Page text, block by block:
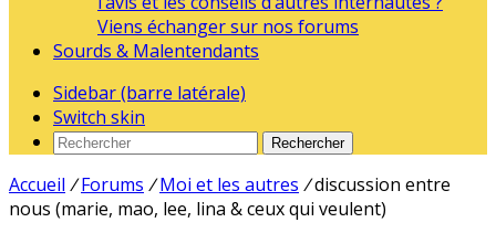
Viens échanger sur nos forums
Sourds & Malentendants
Sidebar (barre latérale)
Switch skin
Rechercher
Accueil / Forums / Moi et les autres /discussion entre
nous (marie, mao, lee, lina & ceux qui veulent)